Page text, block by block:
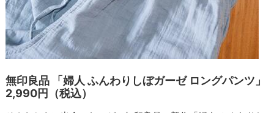
無印良品 「婦人 ふんわりしぼガーゼ ロングパンツ」
2,990円（税込）